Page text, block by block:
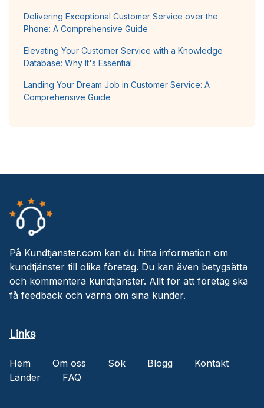
Delivering Exceptional Customer Service over the
Phone: A Comprehensive Guide
Elevating Your Customer Service with a Knowledge
Database: Why It's Essential
Landing Your Dream Job in Customer Service: A
Comprehensive Guide
På Kundtjanster.com kan du hitta information om
kundtjänster till olika företag. Du kan även betygsätta
och kommentera kundtjänster. Allt för att företag ska
få feedback och värna om sina kunder.
Links
Hem Om oss Sök Blogg
Kontakt
Länder
FAQ